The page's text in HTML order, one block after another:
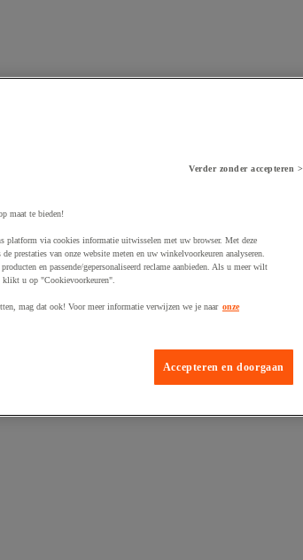
Verder zonder accepteren >
maat te bieden!
platform via cookies informatie uitwisselen met uw browser. Met deze
prestaties van onze website meten en uw winkelvoorkeuren analyseren.
en passende/gepersonaliseerd reclame aanbieden. Als u meer wilt
klikt u op "Cookievoorkeuren".
mag dat ook! Voor meer informatie verwijzen we je naar onze
Accepteren en doorgaan